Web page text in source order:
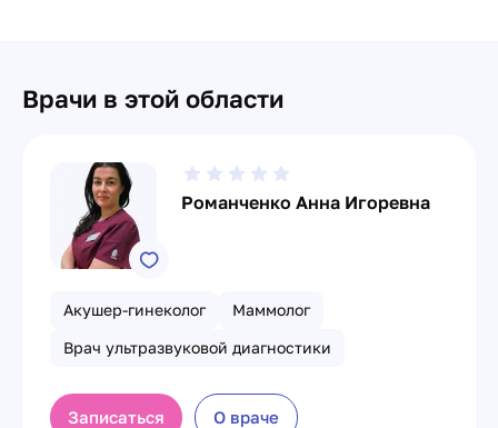
Врачи в этой области
Романченко Анна Игоревна
Акушер-гинеколог
Маммолог
Врач ультразвуковой диагностики
Записаться О враче